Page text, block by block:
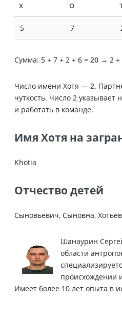
Х О
5 7
Сумма: 5 + 7 + 2 + 6 = 20 → 2 +
Число имени Хотя — 2.
чуткость. Число 2 указывает
и работать в команде.
Имя Хотя на
Khotia
Отчество детей
Сыновьевич, Сыновна,
Шанаурин
области
происхождении
Имеет более 10 лет опыта в